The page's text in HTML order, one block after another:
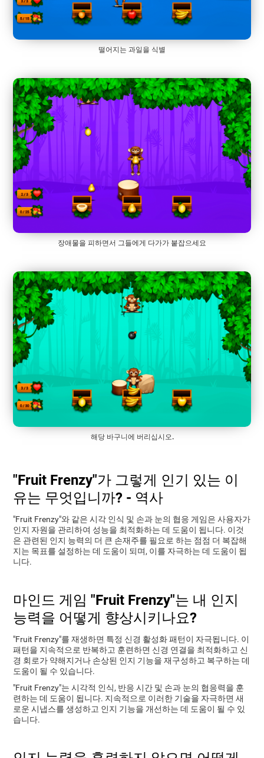
떨어지는 과일을 식별
장애물을 피하면서 그들에게 다가가 붙잡으세요
해당 바구니에 버리십시오.
"Fruit Frenzy"가 그렇게 인기 있는 이
유는 무엇입니까? - 역사
"Fruit Frenzy"와 같은 시각 인식 및 손과 눈의 협응 게임은 사용자가
인지 자원을 관리하여 성능을 최적화하는 데 도움이 됩니다. 이것
은 관련된 인지 능력의 더 큰 손재주를 필요로 하는 점점 더 복잡해
지는 목표를 설정하는 데 도움이 되며, 이를 자극하는 데 도움이 됩
니다.
마인드 게임 "Fruit Frenzy"는 내 인지
능력을 어떻게 향상시키나요?
"Fruit Frenzy"를 재생하면 특정 신경 활성화 패턴이 자극됩니다. 이
패턴을 지속적으로 반복하고 훈련하면 신경 연결을 최적화하고 신
경 회로가 약해지거나 손상된 인지 기능을 재구성하고 복구하는 데
도움이 될 수 있습니다.
"Fruit Frenzy"는 시각적 인식, 반응 시간 및 손과 눈의 협응력을 훈
련하는 데 도움이 됩니다. 지속적으로 이러한 기술을 자극하면 새
로운 시냅스를 생성하고 인지 기능을 개선하는 데 도움이 될 수 있
습니다.